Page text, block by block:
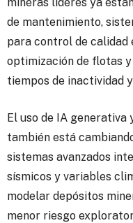
de mantenimiento,
para control de calidad
optimización de flotas
tiempos de inactividad
El uso de IA
también está
sistemas avanzados
sísmicos y variables
modelar depósitos
menor riesgo